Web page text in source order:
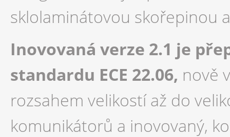
sklolaminátovou skořepinou
Inovovaná verze 2.1 je
standardu ECE 22.06, nově
rozsahem velikostí až do
komunikátorů a inovovaný,